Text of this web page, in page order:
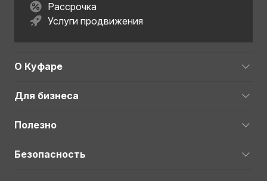
Рассрочка
Услуги продвижения
О Куфаре
Для бизнеса
Полезно
Безопасность